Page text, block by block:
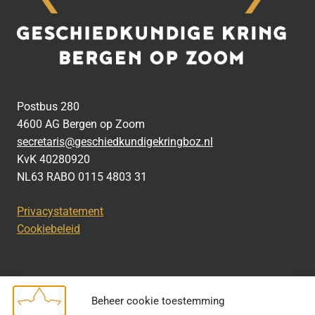
Beheer cookie toestemming
Postbus 280
4600 AG Bergen op Zoom
secretaris@geschiedkundigekringboz.nl
KvK 40280920
NL63 RABO 0115 4803 31
Privacystatement
Cookiebeleid